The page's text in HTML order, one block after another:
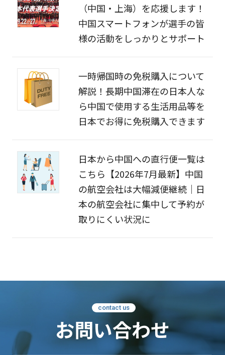
（中国・上海）を応援します！
中国スマートフォンが選手の皆
様の活動をしっかりとサポート
一時帰国時の免税購入について
解説！長期中国滞在の日本人な
ら中国で使用する生活用品等を
日本でお得に免税購入できます
日本から中国への直行便一覧は
こちら【2026年7月最新】中国
の航空会社は大幅減便継続｜日
本の航空会社に集中して予約が
取りにくい状況に
contact us
お問い合わせ